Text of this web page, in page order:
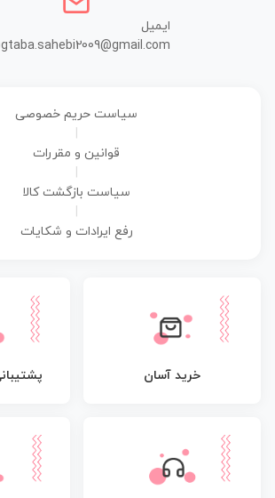
ایمیل
سیاست حریم خصوصی
قوانین و مقررات
سیاست بازگشت کالا
رفع ایرادات و شکایات
خرید آسان